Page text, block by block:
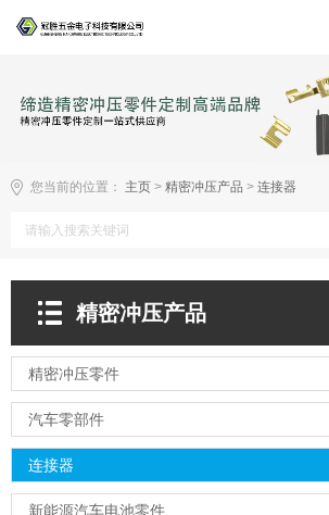
您当前的位置： 主页 > 精密冲压产品 > 连接器
精密冲压产品
精密冲压零件
汽车零部件
连接器
新能源汽车电池零件